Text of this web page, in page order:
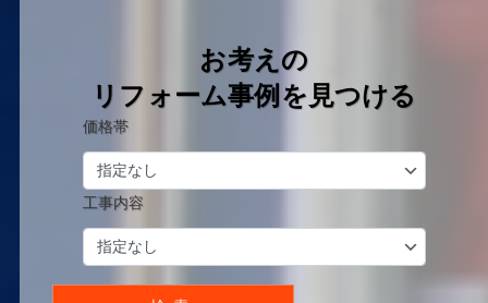
お考えの
リフォーム事例を⾒つける
価格帯
工事内容
お考えの
リフォーム事例を⾒つける
価格帯
工事内容
お考えの
リフォーム事例を⾒つける
価格帯
工事内容
お考えの
リフォーム事例を⾒つける
価格帯
工事内容
お考えの
リフォーム事例を⾒つける
価格帯
工事内容